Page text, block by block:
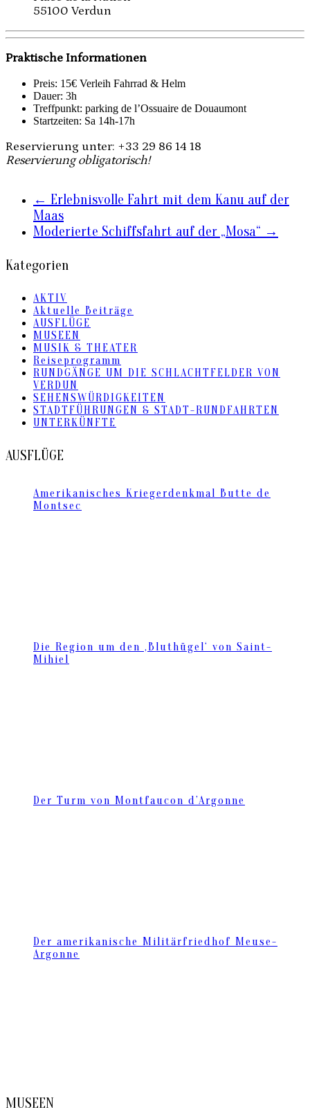
55100 Verdun
Praktische Informationen
Preis: 15€ Verleih Fahrrad & Helm
Dauer: 3h
Treffpunkt: parking de l’Ossuaire de Douaumont
Startzeiten: Sa 14h-17h
Reservierung unter: +33 29 86 14 18
Reservierung obligatorisch!
← Erlebnisvolle Fahrt mit dem Kanu auf der
Maas
Moderierte Schiffsfahrt auf der „Mosa“ →
Kategorien
AKTIV
Aktuelle Beiträge
AUSFLÜGE
MUSEEN
MUSIK & THEATER
Reiseprogramm
RUNDGÄNGE UM DIE SCHLACHTFELDER VON
VERDUN
SEHENSWÜRDIGKEITEN
STADTFÜHRUNGEN & STADT-RUNDFAHRTEN
UNTERKÜNFTE
AUSFLÜGE
Amerikanisches Kriegerdenkmal Butte de
Montsec
Die Region um den ‚Bluthügel‘ von Saint-
Mihiel
Der Turm von Montfaucon d’Argonne
Der amerikanische Militärfriedhof Meuse-
Argonne
MUSEEN